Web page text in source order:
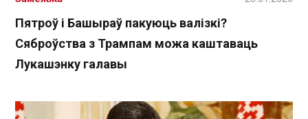
Пятроў і Башыраў пакуюць валізкі?
Сяброўства з Трампам можа каштаваць
Лукашэнку галавы